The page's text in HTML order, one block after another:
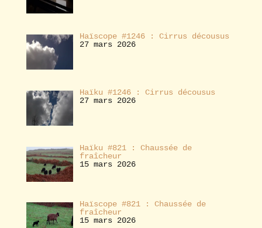
Haïscope #1246 : Cirrus décousus
27 mars 2026
Haïku #1246 : Cirrus décousus
27 mars 2026
Haïku #821 : Chaussée de
fraîcheur
15 mars 2026
Haïscope #821 : Chaussée de
fraîcheur
15 mars 2026